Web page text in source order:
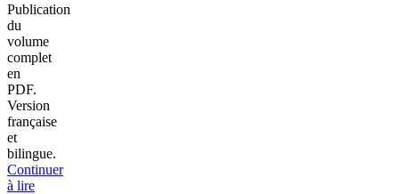
Publication
du
volume
complet
en
PDF.
Version
française
et
bilingue.
Continuer
à lire